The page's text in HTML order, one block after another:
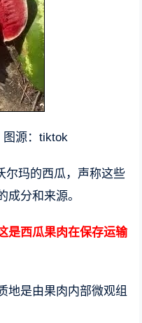
图源：tiktok
尔玛的西瓜，声称这些
成分和来源。
是西瓜果肉在保存运输
地是由果肉内部微观组